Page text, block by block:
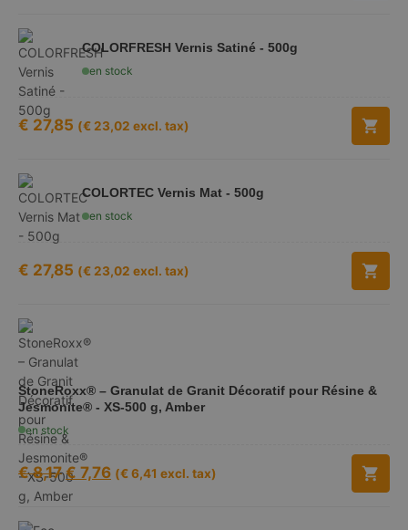
COLORFRESH Vernis Satiné - 500g
en stock
€ 27,85 (€ 23,02 excl. tax)
COLORTEC Vernis Mat - 500g
en stock
€ 27,85 (€ 23,02 excl. tax)
StoneRoxx® – Granulat de Granit Décoratif pour Résine &
Jesmonite® - XS-500 g, Amber
en stock
€8,17 € 7,76 (€6,41 excl. tax)